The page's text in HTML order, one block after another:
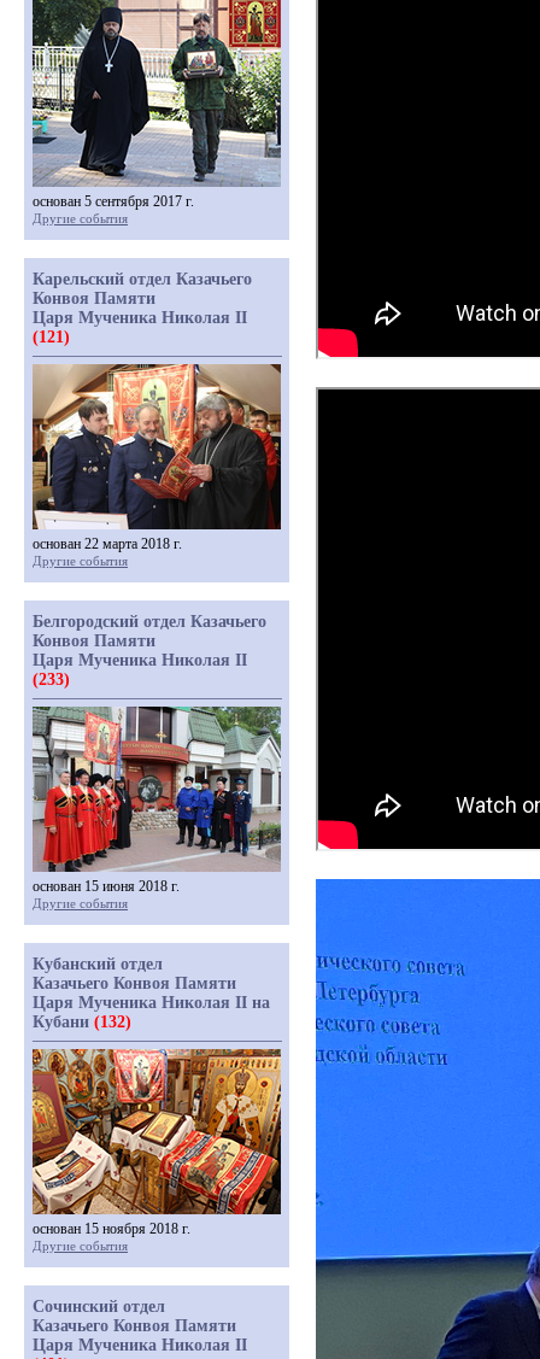
основан 5 сентября 2017 г.
Другие события
Карельский отдел Казачьего
Конвоя Памяти
Царя Мученика Николая II
(121)
основан 22 марта 2018 г.
Другие события
Белгородский отдел Казачьего
Конвоя Памяти
Царя Мученика Николая II
(233)
основан 15 июня 2018 г.
Другие события
Кубанский отдел
Казачьего Конвоя Памяти
Царя Мученика Николая II на
Кубани (132)
основан 15 ноября 2018 г.
Другие события
Сочинский отдел
Казачьего Конвоя Памяти
Царя Мученика Николая II